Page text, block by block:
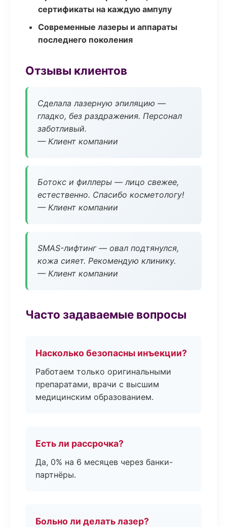
сертификаты на каждую ампулу
Современные лазеры и аппараты
последнего поколения
Отзывы клиентов
Сделала лазерную эпиляцию —
гладко, без раздражения. Персонал
заботливый.
— Клиент компании
Ботокс и филлеры — лицо свежее,
естественно. Спасибо косметологу!
— Клиент компании
SMAS-лифтинг — овал подтянулся,
кожа сияет. Рекомендую клинику.
— Клиент компании
Часто задаваемые вопросы
Насколько безопасны инъекции?
Работаем только оригинальными
препаратами, врачи с высшим
медицинским образованием.
Есть ли рассрочка?
Да, 0% на 6 месяцев через банки-
партнёры.
Больно ли делать лазер?